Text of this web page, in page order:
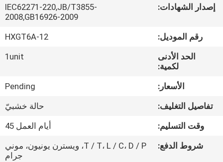
المعمل
مراقبة
الجودة
إصدار الشهادات:
IEC62271-220,JB/T3855-
2008,GB16926-2009
رقم الموديل:
HXGT6A-12
الحد الأدنى
لكمية:
1unit
الأسعار:
Pending
تفاصيل التغليف:
حالة خشبيّ
وقت التسليم:
أيام العمل 45
شروط الدفع:
T / T، L / C، D / P، ويسترن يونيون، موني
جرام